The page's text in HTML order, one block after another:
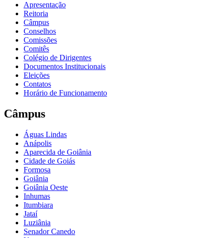
Apresentação
Reitoria
Câmpus
Conselhos
Comissões
Comitês
Colégio de Dirigentes
Documentos Institucionais
Eleições
Contatos
Horário de Funcionamento
Câmpus
Águas Lindas
Anápolis
Aparecida de Goiânia
Cidade de Goiás
Formosa
Goiânia
Goiânia Oeste
Inhumas
Itumbiara
Jataí
Luziânia
Senador Canedo